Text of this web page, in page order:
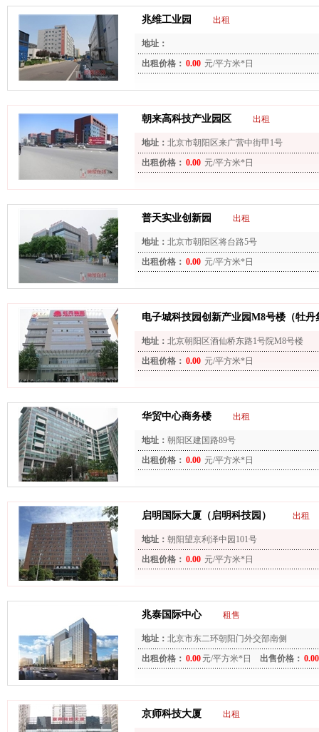
兆维工业园 出租
地址：
出租价格： 0.00 元/平方米*日
朝来高科技产业园区 出租
地址： 北京市朝阳区来广营中街甲1号
出租价格： 0.00 元/平方米*日
普天实业创新园 出租
地址： 北京市朝阳区将台路5号
出租价格： 0.00 元/平方米*日
电子城科技园创新产业园M8号楼（牡丹
地址： 北京朝阳区酒仙桥东路1号院M8号楼
出租价格： 0.00 元/平方米*日
华贸中心商务楼 出租
地址： 朝阳区建国路89号
出租价格： 0.00 元/平方米*日
启明国际大厦（启明科技园） 出租
地址： 朝阳望京利泽中园101号
出租价格： 0.00 元/平方米*日
兆泰国际中心 租售
地址： 北京市东二环朝阳门外交部南侧
出租价格： 0.00 元/平方米*日 出售价格： 0.00
京师科技大厦 出租